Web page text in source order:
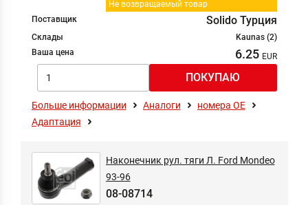
Не возвращаемый товар
Поставщик Solido Турция
Склады
Kaunas (2)
Ваша цена
6.25
Больше информации Аналоги
номера ОЕ
Адаптация
Наконечник рул. тяги Л. Ford Mondeo
93-96
08-08714